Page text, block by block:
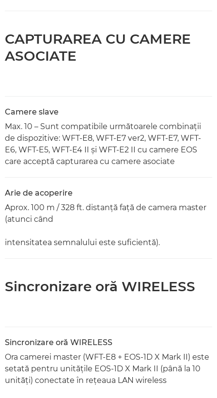
CAPTURAREA CU CAMERE
ASOCIATE
Camere slave
Max. 10 – Sunt compatibile următoarele combinaţii
de dispozitive: WFT-E8, WFT-E7 ver2, WFT-E7, WFT-
E6, WFT-E5, WFT-E4 II şi WFT-E2 II cu camere EOS
care acceptă capturarea cu camere asociate
Arie de acoperire
Aprox. 100 m / 328 ft. distanţă faţă de camera master
(atunci când
intensitatea semnalului este suficientă).
Sincronizare oră WIRELESS
Sincronizare oră WIRELESS
Ora camerei master (WFT-E8 + EOS-1D X Mark II) este
setată pentru unităţile EOS-1D X Mark II (până la 10
unităţi) conectate în reţeaua LAN wireless